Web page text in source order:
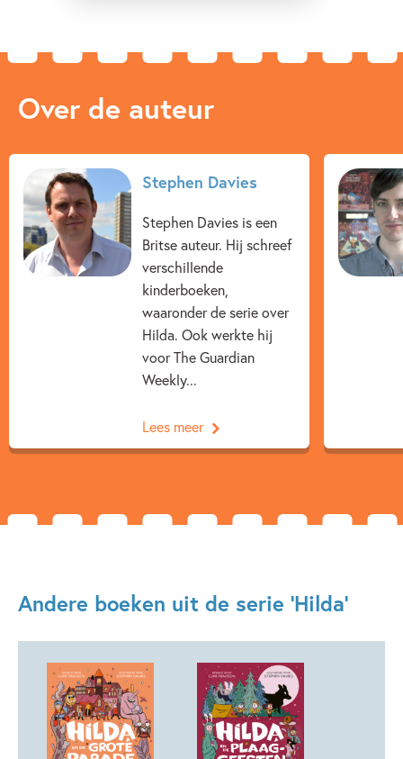
Over de auteur
Stephen Davies
Stephen Davies is een
Britse auteur. Hij schreef
verschillende
kinderboeken,
waaronder de serie over
Hilda. Ook werkte hij
voor The Guardian
Weekly...
Lees meer
Andere boeken uit de serie 'Hilda'